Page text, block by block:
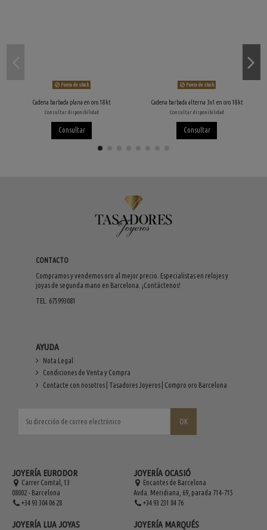
Fuera de stock
Cadena barbada plana en oro 18kt
Consultar disponibilidad
Consultar
Fuera de stock
Cadena barbada alterna 3x1 en oro 18kt
Consultar disponibilidad
Consultar
CONTACTO
Compramos y vendemos oro al mejor precio. Especialistas en relojes y
joyas de segunda mano en Barcelona. ¡Contáctenos!
TEL. 675993081
AYUDA
Nota Legal
Condiciones de Venta y Compra
Contacte con nosotros | Tasadores Joyeros | Compro oro Barcelona
JOYERÍA EURODOR
Carrer Comtal, 13
08002 - Barcelona
+34 93 304 06 28
JOYERÍA LUA JOYAS
JOYERÍA OCASIÓ
Encantes de Barcelona
Avda. Meridiana, 69, parada 714-715
+34 93 231 84 76
JOYERÍA MARQUÉS